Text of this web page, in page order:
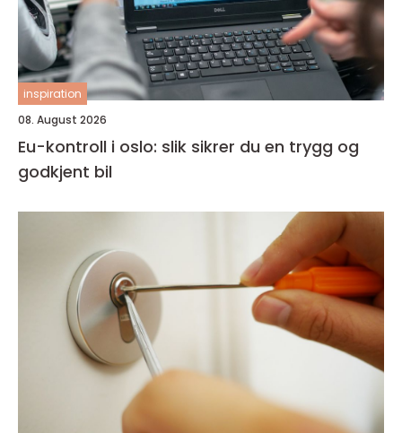
inspiration
08. August 2026
Eu-kontroll i oslo: slik sikrer du en trygg og
godkjent bil